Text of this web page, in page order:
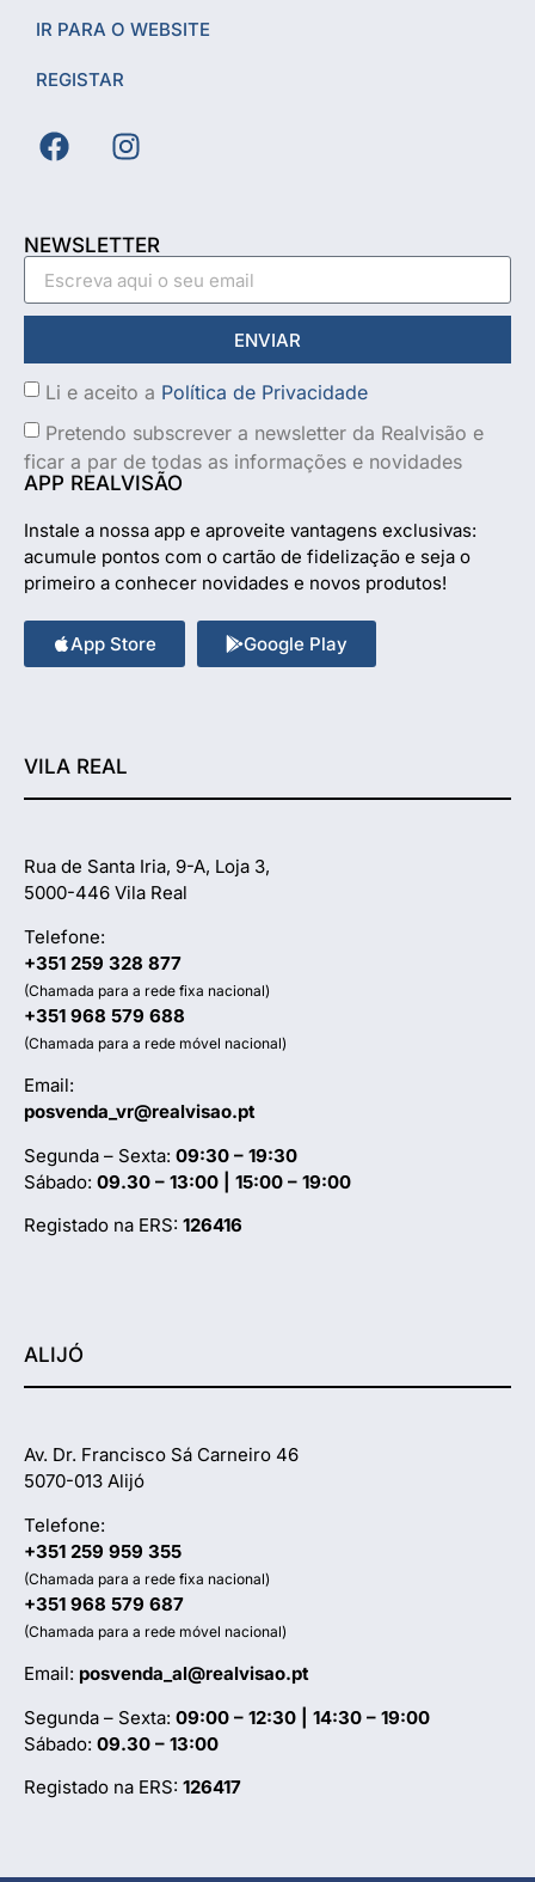
IR PARA O WEBSITE
REGISTAR
NEWSLETTER
Li e aceito a Política de Privacidade
Pretendo subscrever a newsletter da Realvisão e
ficar a par de todas as informações e novidades
ENVIAR
APP REALVISÃO
Instale a nossa app e aproveite vantagens exclusivas:
acumule pontos com o cartão de fidelização e seja o
primeiro a conhecer novidades e novos produtos!
App Store Google Play
VILA REAL
Rua de Santa Iria, 9-A, Loja 3,
5000-446 Vila Real
Telefone:
+351 259 328 877
(Chamada para a rede fixa nacional)
+351 968 579 688
(Chamada para a rede móvel nacional)
Email:
posvenda_vr@realvisao.pt
Segunda – Sexta: 09:30 – 19:30
Sábado: 09.30 – 13:00 | 15:00 – 19:00
Registado na ERS: 126416
ALIJÓ
Av. Dr. Francisco Sá Carneiro 46
5070-013 Alijó
Telefone:
+351 259 959 355
(Chamada para a rede fixa nacional)
+351 968 579 687
(Chamada para a rede móvel nacional)
Email: posvenda_al@realvisao.pt
Segunda – Sexta: 09:00 – 12:30 | 14:30 – 19:00
Sábado: 09.30 – 13:00
Registado na ERS: 126417